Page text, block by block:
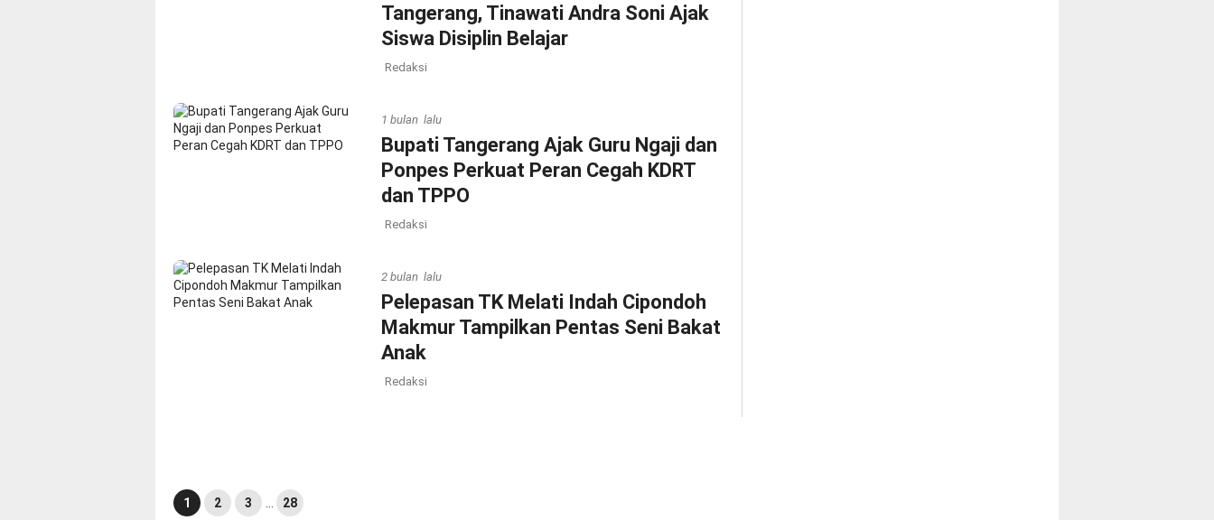
Tangerang, Tinawati Andra Soni Ajak
Siswa Disiplin Belajar
Redaksi
1 bulan lalu
Bupati Tangerang Ajak Guru Ngaji dan
Ponpes Perkuat Peran Cegah KDRT
dan TPPO
Redaksi
2 bulan lalu
Pelepasan TK Melati Indah Cipondoh
Makmur Tampilkan Pentas Seni Bakat
Anak
Redaksi
1 2 3 28